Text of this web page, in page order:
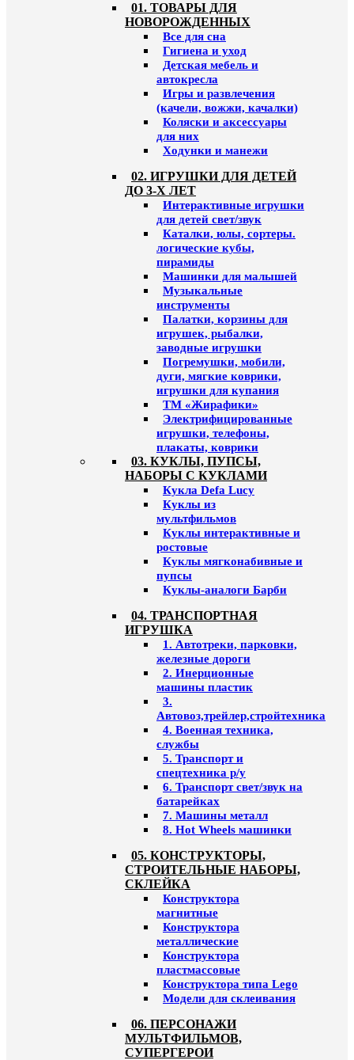
01. ТОВАРЫ ДЛЯ
НОВОРОЖДЕННЫХ
Все для сна
Гигиена и уход
Детская мебель и
автокресла
Игры и развлечения
(качели, вожжи, качалки)
Коляски и аксессуары
для них
Ходунки и манежи
02. ИГРУШКИ ДЛЯ ДЕТЕЙ
ДО 3-Х ЛЕТ
Интерактивные игрушки
для детей свет/звук
Каталки, юлы, сортеры.
логические кубы,
пирамиды
Машинки для малышей
Музыкальные
инструменты
Палатки, корзины для
игрушек, рыбалки,
заводные игрушки
Погремушки, мобили,
дуги, мягкие коврики,
игрушки для купания
ТМ «Жирафики»
Электрифицированные
игрушки, телефоны,
плакаты, коврики
03. КУКЛЫ, ПУПСЫ,
НАБОРЫ С КУКЛАМИ
Кукла Defa Lucy
Куклы из
мультфильмов
Куклы интерактивные и
ростовые
Куклы мягконабивные и
пупсы
Куклы-аналоги Барби
04. ТРАНСПОРТНАЯ
ИГРУШКА
1. Автотреки, парковки,
железные дороги
2. Инерционные
машины пластик
3.
Автовоз,трейлер,стройтехника
4. Военная техника,
службы
5. Транспорт и
спецтехника р/у
6. Транспорт свет/звук на
батарейках
7. Машины металл
8. Hot Wheels машинки
05. КОНСТРУКТОРЫ,
СТРОИТЕЛЬНЫЕ НАБОРЫ,
СКЛЕЙКА
Конструктора
магнитные
Конструктора
металлические
Конструктора
пластмассовые
Конструктора типа Lego
Модели для склеивания
06. ПЕРСОНАЖИ
МУЛЬТФИЛЬМОВ,
СУПЕРГЕРОИ